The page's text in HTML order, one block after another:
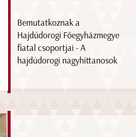
Bemutatkoznak a
Hajdúdorogi Főegyházmegye
fiatal csoportjai - A
hajdúdorogi nagyhittanosok